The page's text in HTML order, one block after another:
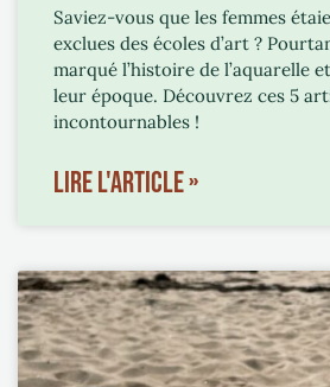
Saviez-vous que les femmes
exclues des écoles d’art ?
marqué l’histoire de l’aquarelle
leur époque. Découvrez ces 5
incontournables !
LIRE L'ARTICLE »